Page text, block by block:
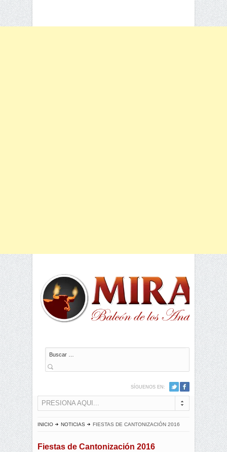
Buscar
SÍGUENOS EN:
PRESIONA AQUI...
INICIO NOTICIAS FIESTAS DE CANTONIZACIÓN 2016
Fiestas de Cantonización 2016